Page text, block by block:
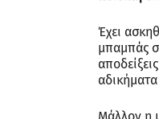
Έχει
μπαμπάς